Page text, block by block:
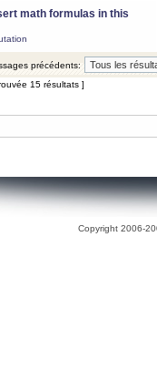
math formulas in this
précédents:
15 résultats ]
Copyright 2006-